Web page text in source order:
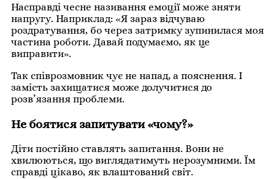
Насправді чесне називання емоції може зняти
напругу. Наприклад: «Я зараз відчуваю
роздратування, бо через затримку зупинилася моя
частина роботи. Давай подумаємо, як це
виправити».
Так співрозмовник чує не напад, а пояснення. І
замість захищатися може долучитися до
розв’язання проблеми.
Не боятися запитувати «чому?»
Діти постійно ставлять запитання. Вони не
хвилюються, що виглядатимуть нерозумними. Їм
справді цікаво, як влаштований світ.